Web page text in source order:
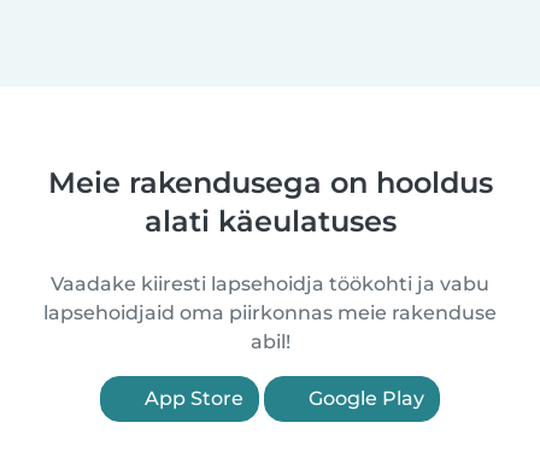
Meie rakendusega on hooldus
alati käeulatuses
Vaadake kiiresti lapsehoidja töökohti ja vabu
lapsehoidjaid oma piirkonnas meie rakenduse
abil!
App Store Google Play